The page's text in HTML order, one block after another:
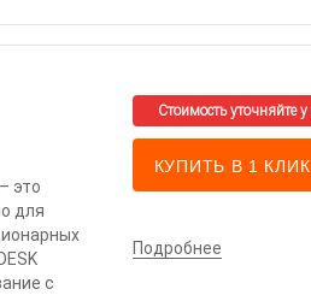
это
для
с
КУПИТЬ В 1 КЛИК
Подробнее